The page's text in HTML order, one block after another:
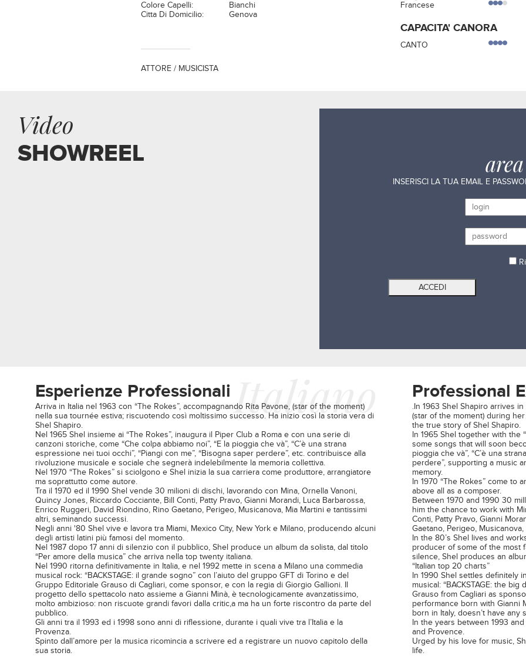
Colore Capelli:
Bianchi
Citta Di Domicilio:
Genova
ATTORE / MUSICISTA
Francese
CAPACITA' CANORA
CANTO
Video
SHOWREEL
INSERISCI LA TUA EMAIL E
Italiano
Esperienze Professionali
Arriva in Italia nel 1963 con “The Rokes”, accompagnando Rita Pavone, (star of the moment)
nella sua tournée estiva; riscuotendo così moltissimo successo. Ha inizio così la storia vera di
Shel Shapiro.
Nel 1965 Shel insieme ai “The Rokes”, inaugura il Piper Club a Roma e con una serie di
canzoni storiche, come “Che colpa abbiamo noi”, “E la pioggia che và”, “C’è una strana
espressione nei tuoi occhi”, “Piangi con me”, “Bisogna saper perdere”, etc. contribuisce alla
rivoluzione musicale e sociale che segnerà indelebilmente la memoria collettiva.
Nel 1970 “The Rokes” si sciolgono e Shel inizia la sua carriera come produttore, arrangiatore
ma soprattutto come autore.
Tra il 1970 ed il 1990 Shel vende 30 milioni di dischi, lavorando con Mina, Ornella Vanoni,
Quincy Jones, Riccardo Cocciante, Bill Conti, Patty Pravo, Gianni Morandi, Luca Barbarossa,
Enrico Ruggeri, David Riondino, Rino Gaetano, Perigeo, Musicanova, Mia Martini e tantissimi
altri, seminando successi.
Negli anni '80 Shel vive e lavora tra Miami, Mexico City, New York e Milano, producendo alcuni
degli artisti latini più famosi del momento.
Nel 1987 dopo 17 anni di silenzio con il pubblico, Shel produce un album da solista, dal titolo
“Per amore della musica” che arriva nella top twenty italiana.
Nel 1990 ritorna definitivamente in Italia, e nel 1992 mette in scena a Milano una commedia
musical rock: “BACKSTAGE: il grande sogno” con l’aiuto del gruppo GFT di Torino e del
Gruppo Editoriale Grauso di Cagliari, come sponsor, e con la regia di Giorgio Gallioni. Il
progetto dello spettacolo nato assieme a Gianni Minà, è tecnologicamente avanzatissimo,
molto ambizioso: non riscuote grandi favori dalla critic,a ma ha un forte riscontro da parte del
pubblico.
Gli anni tra il 1993 ed i 1998 sono anni di riflessione, durante i quali vive tra l’Italia e la
Provenza.
Spinto dall’amore per la musica ricomincia a scrivere ed a registrare un nuovo capitolo della
sua storia.
Professional
.In 1963 Shel Shapiro arrives
(star of the moment) during
the true story of Shel Shapiro.
In 1965 Shel together with the
some songs that will soon
pioggia che và”, “C’è una
perdere”, supporting a music
memory.
In 1970 “The Rokes” come
above all as a composer.
Between 1970 and 1990 30
him the chance to work with
Conti, Patty Pravo, Gianni
Gaetano, Perigeo,
In the 80’s Shel lives and
producer of some of the most
silence, Shel produces an
“Italian top 20 charts”
In 1990 Shel settles definitely
musical: “BACKSTAGE: the
Grauso from Cagliari as
performance born with Gianni
born in Italy, doesn’t have
In the years between 1993
and Provence.
Urged by his love for music,
life.